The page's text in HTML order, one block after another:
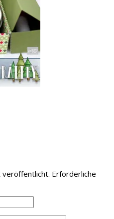
veröffentlicht. Erforderliche